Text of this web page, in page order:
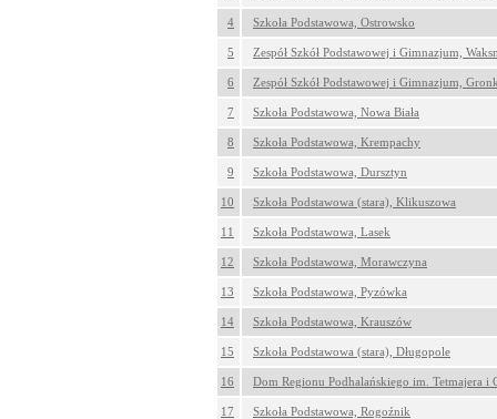
4 Szkoła Podstawowa, Ostrowsko
5 Zespół Szkół Podstawowej i Gimnazjum,
6 Zespół Szkół Podstawowej i Gimnazjum,
7 Szkoła Podstawowa, Nowa Biała
8 Szkoła Podstawowa, Krempachy
9 Szkoła Podstawowa, Dursztyn
10 Szkoła Podstawowa (stara), Klikuszowa
11 Szkoła Podstawowa, Lasek
12 Szkoła Podstawowa, Morawczyna
13 Szkoła Podstawowa, Pyzówka
14 Szkoła Podstawowa, Krauszów
15 Szkoła Podstawowa (stara), Długopole
16 Dom Regionu Podhalańskiego im. Tetmajera i
17 Szkoła Podstawowa, Rogoźnik